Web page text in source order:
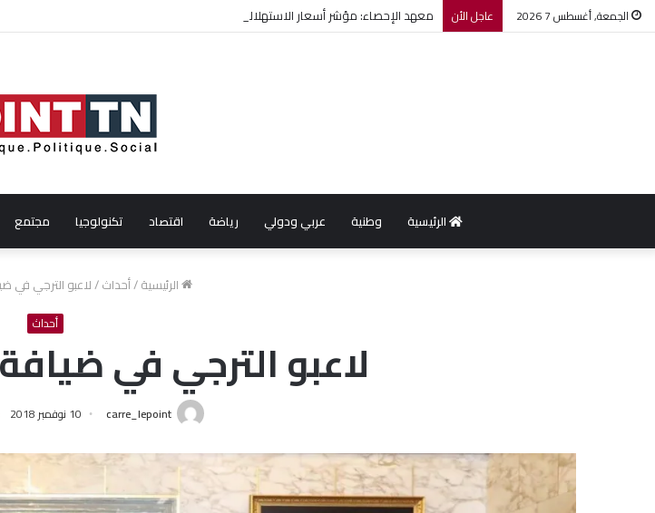
الجمعة, أغسطس 7 2026 عاجل الأن معهد الإحصاء: مؤشر أسعار الاستهلاك يرتفع بنسبة 0,2% خلال شهر جويلية 2026
الرئيسية وطنية عربي ودولي رياضة اقتصاد تكنولوجيا مجتمع
الرئيسية/أحداث/لاعبو الترجي في
أحداث
لاعبو الترجي في
carre_lepoint 10 نوفمبر 2018